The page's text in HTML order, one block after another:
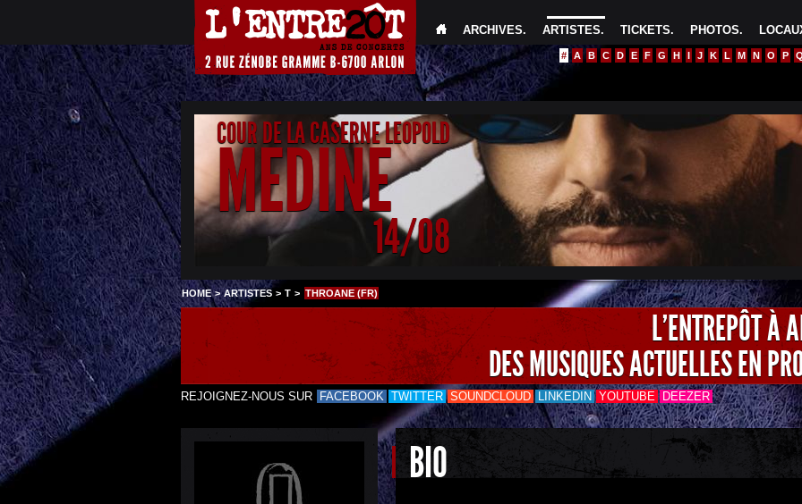
PHOTOS.
TICKETS.
ARTISTES.
ARCHIVES.
# A B C D E F G H I J K L M N O P
COUR DE LA CASERNE LEOPOLD
MEDINE
14/08
HOME>ARTISTES > T > THROANE (FR)
L'ENTREPÔT À
DES MUSIQUES ACTUELLES EN
REJOIGNEZ-NOUS SUR FACEBOOK TWITTER SOUNDCLOUD LINKEDIN YOUTUBE DEEZER
BIO